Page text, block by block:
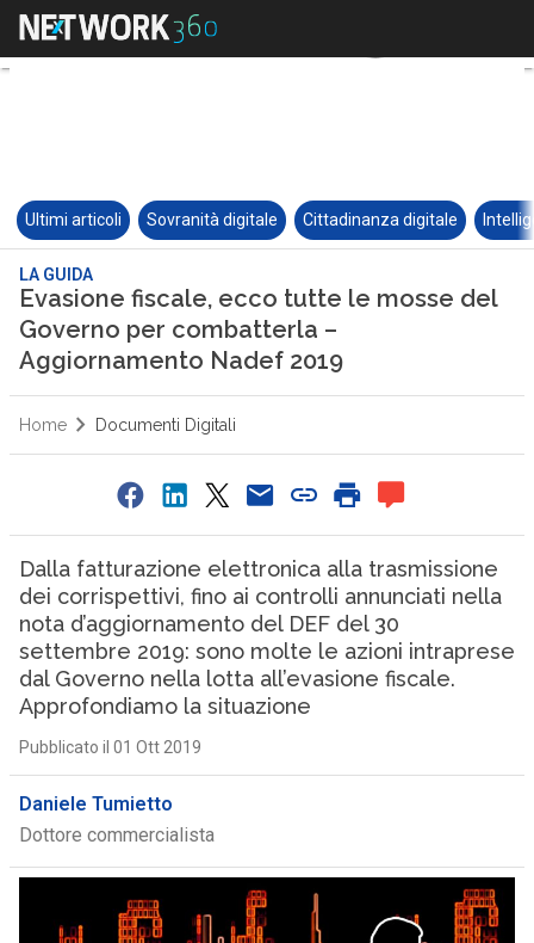
Ultimi articoli Sovranità digitale Cittadinanza digitale
LA GUIDA
Evasione fiscale, ecco tutte le mosse del
Governo per combatterla –
Aggiornamento Nadef 2019
Home Documenti Digitali
Dalla fatturazione elettronica alla trasmissione
dei corrispettivi, fino ai controlli annunciati nella
nota d’aggiornamento del DEF del 30
settembre 2019: sono molte le azioni intraprese
dal Governo nella lotta all’evasione fiscale.
Approfondiamo la situazione
Pubblicato il 01 Ott 2019
Daniele Tumietto
Dottore commercialista